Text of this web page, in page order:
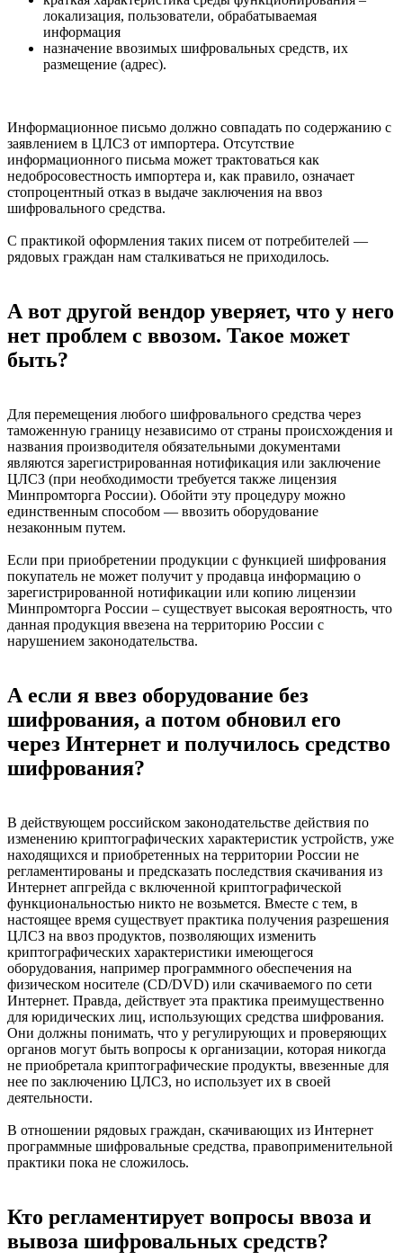
локализация, пользователи, обрабатываемая
информация
назначение ввозимых шифровальных средств, их
размещение (адрес).
Информационное письмо должно совпадать по содержанию с
заявлением в ЦЛСЗ от импортера. Отсутствие
информационного письма может трактоваться как
недобросовестность импортера и, как правило, означает
стопроцентный отказ в выдаче заключения на ввоз
шифровального средства.
С практикой оформления таких писем от потребителей —
рядовых граждан нам сталкиваться не приходилось.
А вот другой вендор уверяет, что у него
нет проблем с ввозом. Такое может
быть?
Для перемещения любого шифровального средства через
таможенную границу независимо от страны происхождения и
названия производителя обязательными документами
являются зарегистрированная нотификация или заключение
ЦЛСЗ (при необходимости требуется также лицензия
Минпромторга России). Обойти эту процедуру можно
единственным способом — ввозить оборудование
незаконным путем.
Если при приобретении продукции с функцией шифрования
покупатель не может получит у продавца информацию о
зарегистрированной нотификации или копию лицензии
Минпромторга России – существует высокая вероятность, что
данная продукция ввезена на территорию России с
нарушением законодательства.
А если я ввез оборудование без
шифрования, а потом обновил его
через Интернет и получилось средство
шифрования?
В действующем российском законодательстве действия по
изменению криптографических характеристик устройств, уже
находящихся и приобретенных на территории России не
регламентированы и предсказать последствия скачивания из
Интернет апгрейда с включенной криптографической
функциональностью никто не возьмется. Вместе с тем, в
настоящее время существует практика получения разрешения
ЦЛСЗ на ввоз продуктов, позволяющих изменить
криптографических характеристики имеющегося
оборудования, например программного обеспечения на
физическом носителе (CD/DVD) или скачиваемого по сети
Интернет. Правда, действует эта практика преимущественно
для юридических лиц, использующих средства шифрования.
Они должны понимать, что у регулирующих и проверяющих
органов могут быть вопросы к организации, которая никогда
не приобретала криптографические продукты, ввезенные для
нее по заключению ЦЛСЗ, но использует их в своей
деятельности.
В отношении рядовых граждан, скачивающих из Интернет
программные шифровальные средства, правоприменительной
практики пока не сложилось.
Кто регламентирует вопросы ввоза и
вывоза шифровальных средств?